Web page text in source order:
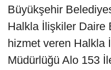
Büyükşehir
Halkla İlişkiler Daire
hizmet veren Halkla
Müdürlüğü Alo 153